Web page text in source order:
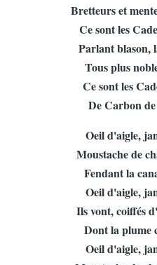
Bretteurs et
Ce sont les
Parlant blason,
Tous plus
Ce sont les
De Carbon
Oeil d'aigle,
Moustache de
Fendant la
Oeil d'aigle,
Ils vont, coiffés
Dont la plume
Oeil d'aigle,